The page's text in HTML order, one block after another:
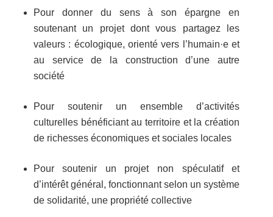
Pour donner du sens à son épargne en
soutenant un projet dont vous partagez les
valeurs : écologique, orienté vers l’humain·e et
au service de la construction d’une autre
société
Pour soutenir un ensemble d’activités
culturelles bénéficiant au territoire et la création
de richesses économiques et sociales locales
Pour soutenir un projet non spéculatif et
d’intérêt général, fonctionnant selon un système
de solidarité, une propriété collective